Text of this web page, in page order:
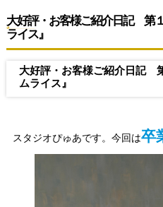
位
置：
大好評・お客様ご紹介日記 第
ライス』
大好評・お客様ご紹介日記
ムライス』
スタジオぴゅあです。今回は卒